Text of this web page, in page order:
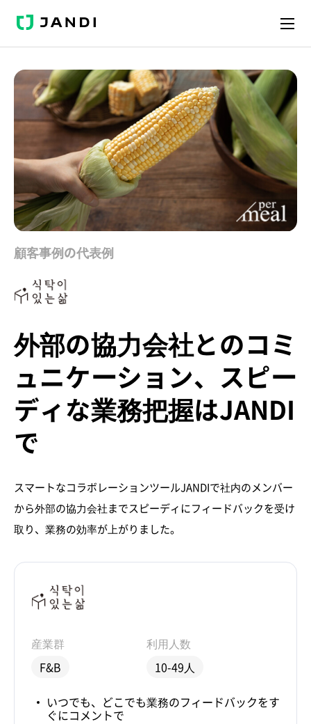
JANDI
顧客事例の代表例
外部の協力会社とのコミ
ュニケーション、スピー
ディな業務把握はJANDI
で
スマートなコラボレーションツールJANDIで社内のメンバー
から外部の協力会社までスピーディにフィードバックを受け
取り、業務の効率が上がりました。
産業群
F&B
利用人数
10-49人
いつでも、どこでも業務のフィードバックをす
ぐにコメントで